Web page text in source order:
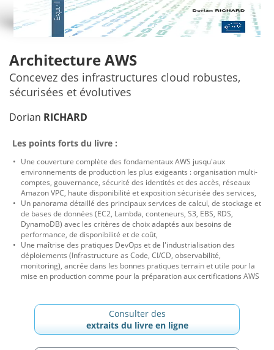
Architecture AWS
Concevez des infrastructures cloud robustes,
sécurisées et évolutives
Dorian RICHARD
Les points forts du livre :
Une couverture complète des fondamentaux AWS jusqu'aux
environnements de production les plus exigeants : organisation multi-
comptes, gouvernance, sécurité des identités et des accès, réseaux
Amazon VPC, haute disponibilité et exposition sécurisée des services,
Un panorama détaillé des principaux services de calcul, de stockage et
de bases de données (EC2, Lambda, conteneurs, S3, EBS, RDS,
DynamoDB) avec les critères de choix adaptés aux besoins de
performance, de disponibilité et de coût,
Une maîtrise des pratiques DevOps et de l'industrialisation des
déploiements (Infrastructure as Code, CI/CD, observabilité,
monitoring), ancrée dans les bonnes pratiques terrain et utile pour la
mise en production comme pour la préparation aux certifications AWS
Consulter des
extraits du livre en ligne